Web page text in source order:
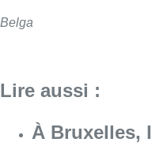
Belga
Lire aussi :
À Bruxelles,